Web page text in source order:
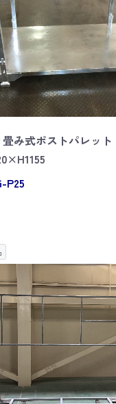
畳み式ポストパレット
P25